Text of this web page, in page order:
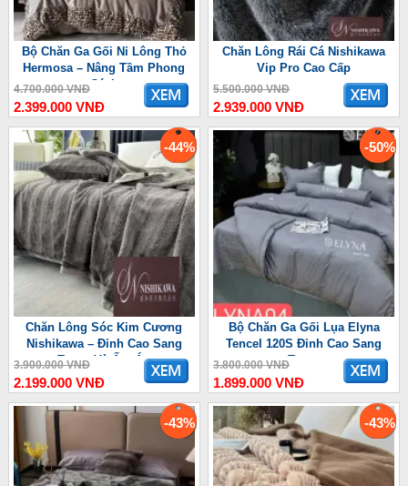
Bộ Chăn Ga Gối Nỉ Lông Thỏ
Hermosa – Nâng Tầm Phong
Cách
4.700.000 VNĐ
2.399.000 VNĐ
Chăn Lông Rái Cá Nishikawa
Vip Pro Cao Cấp
5.500.000 VNĐ
2.939.000 VNĐ
-44%
Chăn Lông Sóc Kim Cương
Nishikawa – Đỉnh Cao Sang
Trọng Và Ấm Áp
3.900.000 VNĐ
2.199.000 VNĐ
-50%
Bộ Chăn Ga Gối Lụa Elyna
Tencel 120S Đỉnh Cao Sang
Trọng
3.800.000 VNĐ
1.899.000 VNĐ
-43% -43%